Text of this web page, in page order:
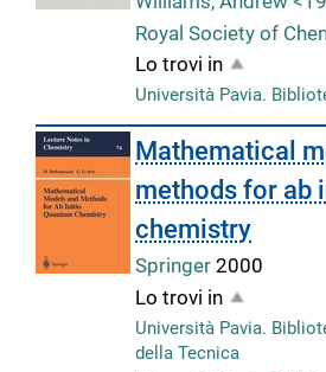
Royal Society of
Lo trovi in
Università Pavia.
Mathematical
methods for ab
chemistry
Springer2000
Lo trovi in
Università Pavia.
della Tecnica